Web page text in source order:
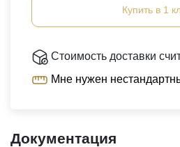
Документация
Купить в 1
Стоимость доставки
Мне нужен